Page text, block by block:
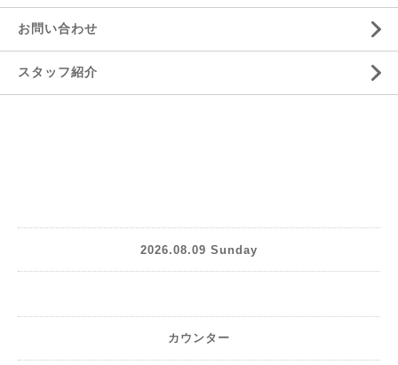
お問い合わせ
スタッフ紹介
2026.08.09 Sunday
カウンター